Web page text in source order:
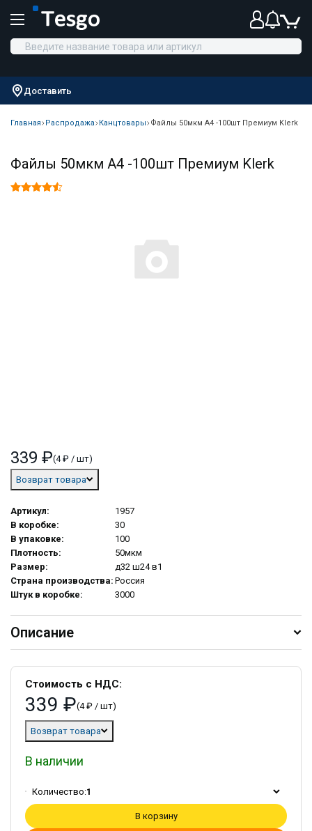
Доставить
Главная Распродажа Канцтовары Файлы 50мкм А4 -100шт Премиум Klerk
Файлы 50мкм А4 -100шт Премиум Klerk
339 ₽(4 ₽ / шт)
Возврат товара
Артикул:
1957
В коробке:
30
В упаковке:
100
Плотность:
50мкм
Размер:
д32 ш24 в1
Страна производства: Россия
Штук в коробке:
3000
Описание
Стоимость с НДС:
339 ₽(4 ₽ / шт)
Возврат товара
В наличии
Количество:1
В корзину